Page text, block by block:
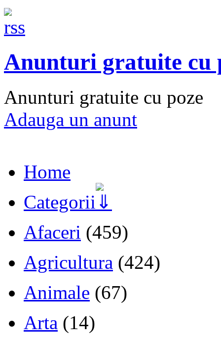
Anunturi gratuite cu
Anunturi gratuite cu poze
Adauga un anunt
Home
Categorii
Afaceri (459)
Agricultura (424)
Animale (67)
Arta (14)